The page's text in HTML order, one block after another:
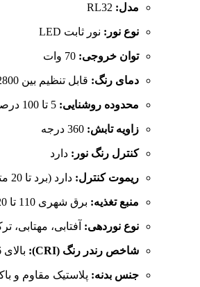
مدل:
نوع نور: نور ثابت LED
توان خروجی:
دمای رنگ: قابل تنظیم بین 2800 تا 6500 کلوین
محدوده روشنایی:
زاویه تابش:
کنترل رنگ نور: دارد
ریموت کنترل: دارد (برد تا 20 متر)
منبع تغذیه: برق شهری 110 تا 220 ولت
نوع نوردهی: آفتابی، مهتابی،
شاخص رندر رنگ (CRI): بالای 96
جنس بدنه: پلاستیک مقاوم و